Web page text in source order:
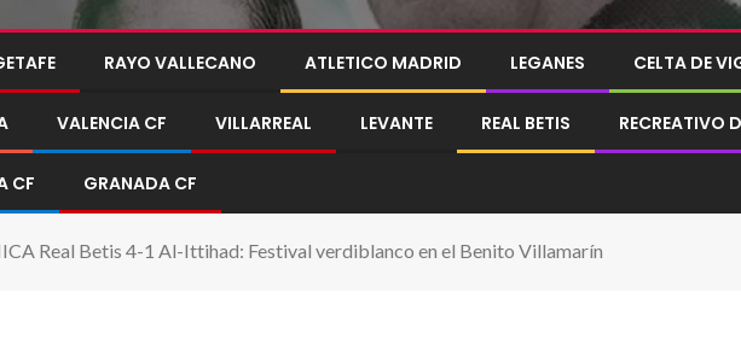
RAYO VALLECANO ATLETICO MADRID LEGANES CELTA DE
VALENCIA CF VILLARREAL LEVANTE REAL BETIS RECREATIVO
CF GRANADA CF
Real Betis 4-1 Al-Ittihad: Festival verdiblanco en el Benito Villamarín